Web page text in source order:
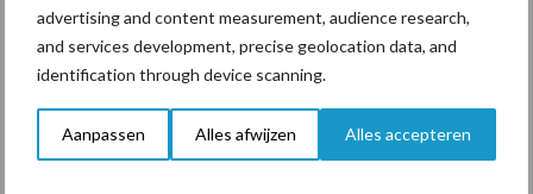
advertising and content measurement, audience research,
and services development, precise geolocation data, and
identification through device scanning.
Aanpassen Alles afwijzen Alles accepteren
Primaire
Sidebar
Recent nieuws Partner nieuws
Toon meer